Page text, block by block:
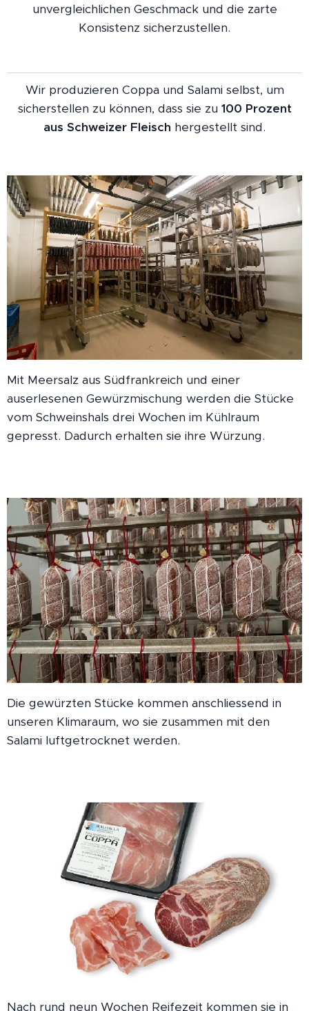
unvergleichlichen Geschmack und die zarte
Konsistenz sicherzustellen.
Wir produzieren Coppa und Salami selbst, um
sicherstellen zu können, dass sie zu 100 Prozent
aus Schweizer Fleisch hergestellt sind.
Mit Meersalz aus Südfrankreich und einer
auserlesenen Gewürzmischung werden die Stücke
vom Schweinshals drei Wochen im Kühlraum
gepresst. Dadurch erhalten sie ihre Würzung.
Die gewürzten Stücke kommen anschliessend in
unseren Klimaraum, wo sie zusammen mit den
Salami luftgetrocknet werden.
Nach rund neun Wochen Reifezeit kommen sie in